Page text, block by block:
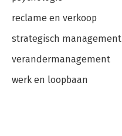
reclame en verkoop
strategisch management
verandermanagement
werk en loopbaan